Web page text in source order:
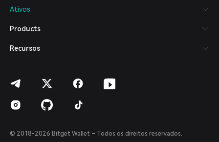
Bahasa Indonesia
हिन्दी
Español (Argentina)
Ativos
Products
Recursos
© 2018-2026 Bitget Wallet – Todos os direitos reservados.